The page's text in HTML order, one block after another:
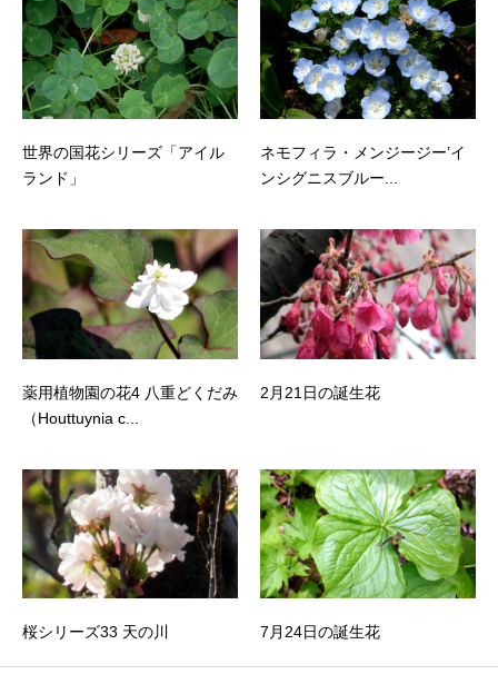
世界の国花シリーズ「アイル
ランド」
ネモフィラ・メンジージー’イ
ンシグニスブルー...
薬用植物園の花4 八重どくだみ
（Houttuynia c...
2月21日の誕生花
桜シリーズ33 天の川 7月24日の誕生花